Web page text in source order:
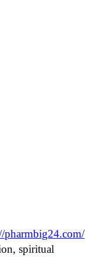
pharmbig24.com/
spiritual